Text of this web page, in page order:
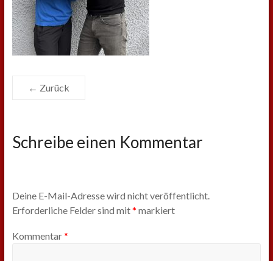
← Zurück
Schreibe einen Kommentar
Deine E-Mail-Adresse wird nicht veröffentlicht.
Erforderliche Felder sind mit* markiert
Kommentar*